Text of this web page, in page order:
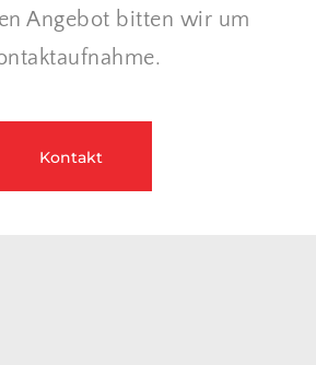
Angebot bitten wir um
Kontakt